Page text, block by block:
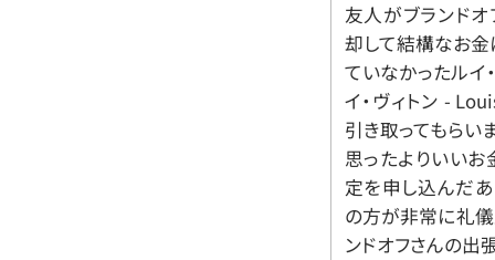
友人がブランド
却して結構なお金
ていなかったルイ
イ・ヴィトン -
引き取ってもらい
思ったよりいいお
定を申し込んだ
の方が非常に礼儀
ンドオフさんの出